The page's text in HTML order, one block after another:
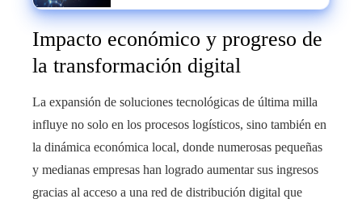
Impacto económico y progreso de
la transformación digital
La expansión de soluciones tecnológicas de última milla
influye no solo en los procesos logísticos, sino también en
la dinámica económica local, donde numerosas pequeñas
y medianas empresas han logrado aumentar sus ingresos
gracias al acceso a una red de distribución digital que